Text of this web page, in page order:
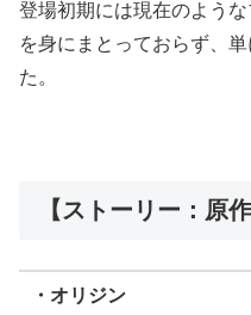
登場初期には現在のよう
を身にまとっておらず、
た。
【ストーリー：原
・オリジン